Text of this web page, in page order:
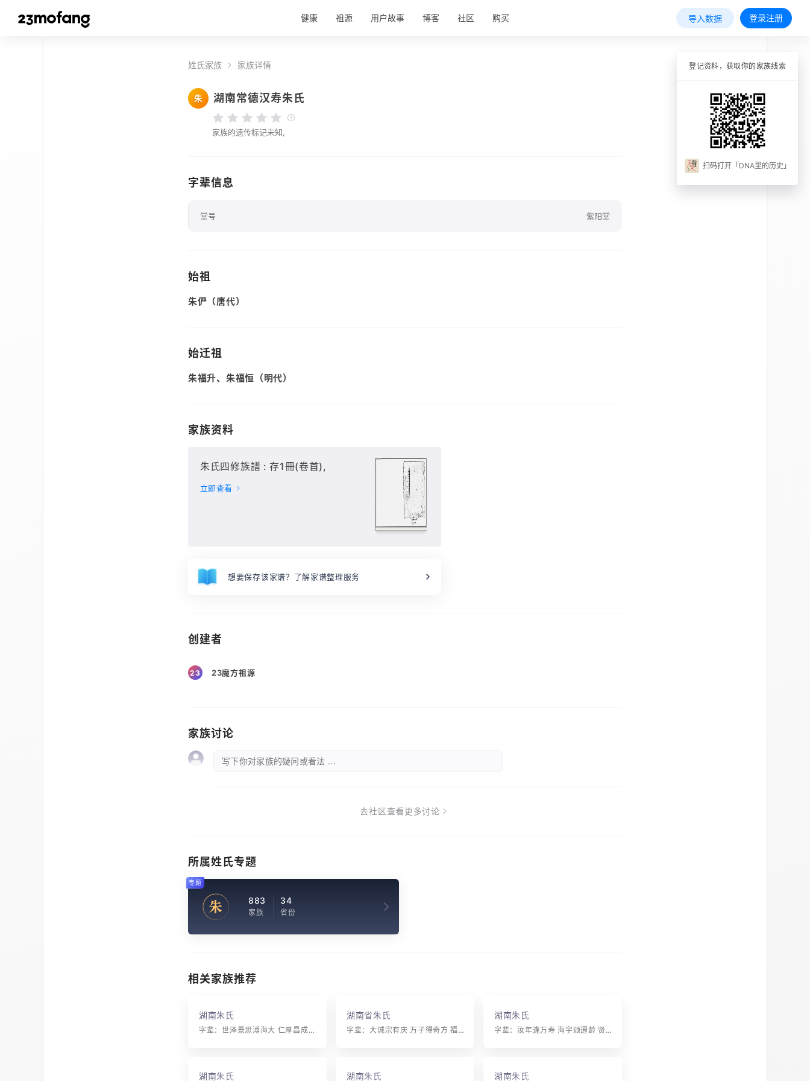
健康 祖源 用户故事 博客 社区 购买 导入数据 登录注册
姓氏家族 家族详情
朱 湖南常德汉寿朱氏
家族的遗传标记未知,
字辈信息
堂号 紫阳堂
始祖
朱俨（唐代）
始迁祖
朱福升、朱福恒（明代）
家族资料
朱氏四修族譜 : 存1冊(卷首),
立即查看
想要保存该家谱？了解家谱整理服务
创建者
23 23魔方祖源
家族讨论
写下你对家族的疑问或看法 ...
去社区查看更多讨论
所属姓氏专题
朱 883
家族
34
省份
专题
相关家族推荐
湖南朱氏
字辈：世泽景思溥海大 仁厚昌成勋绍芳 贤才际泰运 家国永隆康 忠孝承先德 诗文继序皇 贤才际泰运 家国美鸿章 忠孝承先德 诗文继祖光 懋修宜立业 端品贵惇常 本远从传一 培源道孔臧
湖南省朱氏
字辈：大诚宗有庆 万子得奇方 福寿广文庭 元昌正与继 太原圭彦士 梦应世希公 必惟天仲志 汉以胜朝隆
湖南朱氏
字辈：汝年逢万寿 海宇颂遐龄 贤德登高位 书香发满庭 本枝培植厚 富贵永芳馨
湖南朱氏 湖南朱氏 湖南朱氏
登记资料，获取你的家族线索
扫码打开「DNA里的历史」